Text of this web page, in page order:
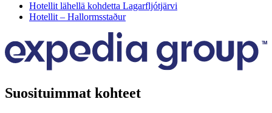
Hotellit lähellä kohdetta Lagarfljótjärvi
Hotellit – Hallormsstaður
Suosituimmat kohteet